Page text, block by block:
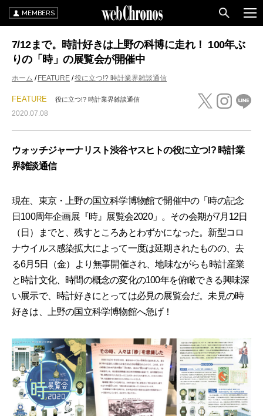
MEMBERS
7/12まで。時計好きは上野の科博に走れ！ 100年ぶ
りの「時」の展覧会が開催中
ホーム FEATURE 役に立つ!? 時計業界雑談通信
FEATURE 役に立つ!? 時計業界雑談通信
2020.07.08
ウォッチジャーナリスト渋谷ヤスヒトの役に立つ!? 時計業
界雑談通信
現在、東京・上野の国立科学博物館で開催中の「時の記念
日100周年企画展『時』展覧会2020」。その会期が7月12日
（日）までと、残すところあとわずかになった。新型コロ
ナウイルス感染拡大によって一度は延期されたものの、去
る6月5日（金）より無事開催され、地味ながらも時計産業
と時計文化、時間の概念の変化の100年を俯瞰できる興味深
い展示で、時計好きにとっては必見の展覧会だ。未見の時
好きは、上野の国立科学博物館へ急げ！